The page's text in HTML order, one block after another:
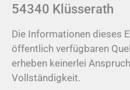
54340 Klüsserath
Die Informationen dieses
öffentlich verfügbaren
erheben keinerlei
Vollständigkeit.